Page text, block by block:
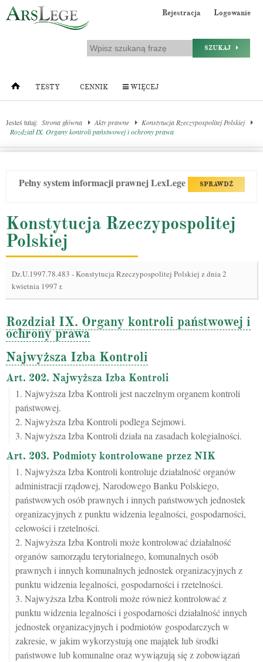
Rejestracja Logowanie
SZUKAJ
TESTY CENNIK WIĘCEJ
Jesteś tutaj: Strona główna Akty prawne
Konstytucja Rzeczypospolitej Polskiej
Rozdział IX. Organy kontroli państwowej i ochrony prawa
Pełny system informacji prawnej LexLege SPRAWDŹ
Konstytucja Rzeczypospolitej
Polskiej
Dz.U.1997.78.483 -Konstytucja Rzeczypospolitej Polskiej z dnia 2
kwietnia 1997 r.
Rozdział IX. Organy kontroli państwowej i
ochrony prawa
Najwyższa Izba Kontroli
Art. 202. Najwyższa Izba Kontroli
1. Najwyższa Izba Kontroli jest naczelnym organem kontroli
państwowej.
2. Najwyższa Izba Kontroli podlega Sejmowi.
3. Najwyższa Izba Kontroli działa na zasadach kolegialności.
Art. 203. Podmioty kontrolowane przez NIK
1. Najwyższa Izba Kontroli kontroluje działalność organów
administracji rządowej, Narodowego Banku Polskiego,
państwowych osób prawnych i innych państwowych jednostek
organizacyjnych z punktu widzenia legalności, gospodarności,
celowości i rzetelności.
2. Najwyższa Izba Kontroli może kontrolować działalność
organów samorządu terytorialnego, komunalnych osób
prawnych i innych komunalnych jednostek organizacyjnych z
punktu widzenia legalności, gospodarności i rzetelności.
3. Najwyższa Izba Kontroli może również kontrolować z
punktu widzenia legalności i gospodarności działalność innych
jednostek organizacyjnych i podmiotów gospodarczych w
zakresie, w jakim wykorzystują one majątek lub środki
państwowe lub komunalne oraz wywiązują się z zobowiązań